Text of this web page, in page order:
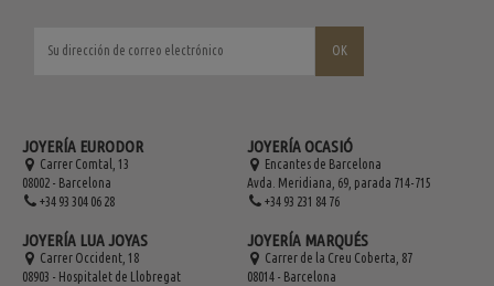
JOYERÍA EURODOR
Carrer Comtal, 13
08002 - Barcelona
+34 93 304 06 28
JOYERÍA LUA JOYAS
Carrer Occident, 18
08903 - Hospitalet de Llobregat
JOYERÍA OCASIÓ
Encantes de Barcelona
Avda. Meridiana, 69, parada 714-715
+34 93 231 84 76
JOYERÍA MARQUÉS
Carrer de la Creu Coberta, 87
08014 - Barcelona